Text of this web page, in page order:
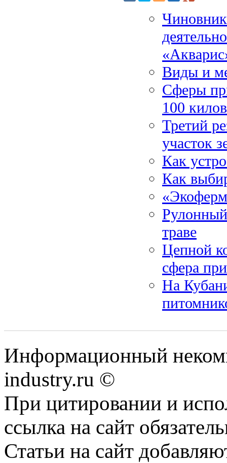
Виды и
Сферы
100
Третий
участок
Как
Как
Рулонный
траве
Цепной
сфера
На
Информационный
industry.ru ©
При цитировании и
ссылка на сайт
Статьи на сайт